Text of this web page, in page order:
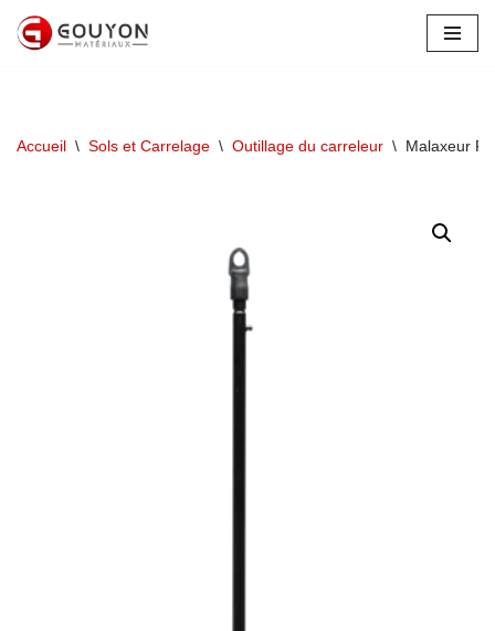
Accueil \ Sols et Carrelage \ Outillage du carreleur \ Malaxeur